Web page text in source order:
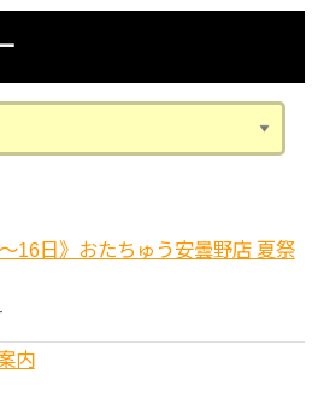
16日》おたちゅう安曇野店 夏祭
内